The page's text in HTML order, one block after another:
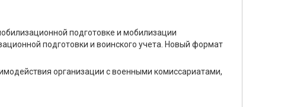
подготовке и мобилизации
подготовки и воинского учета. Новый формат
организации с военными комиссариатами,